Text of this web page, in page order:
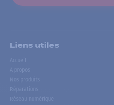
Liens utiles
Accueil
À propos
Nos produits
Réparations
Réseau numérique